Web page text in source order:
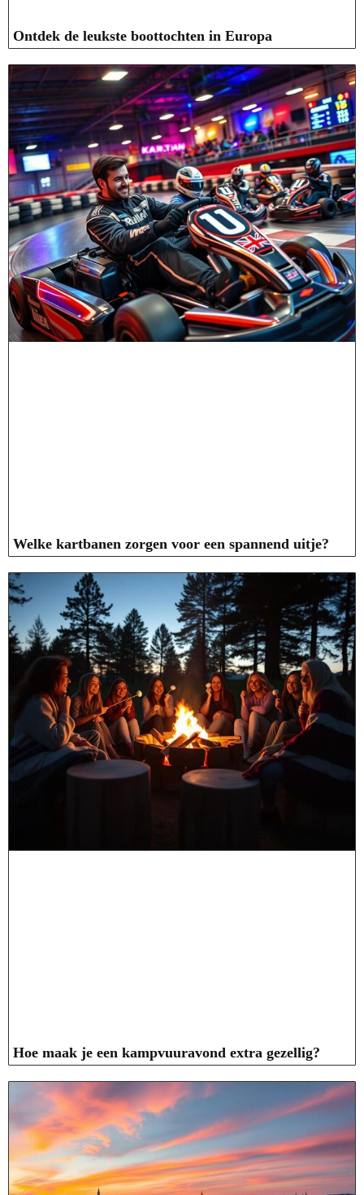
Ontdek de leukste boottochten in Europa
Welke kartbanen zorgen voor een spannend uitje?
Hoe maak je een kampvuuravond extra gezellig?